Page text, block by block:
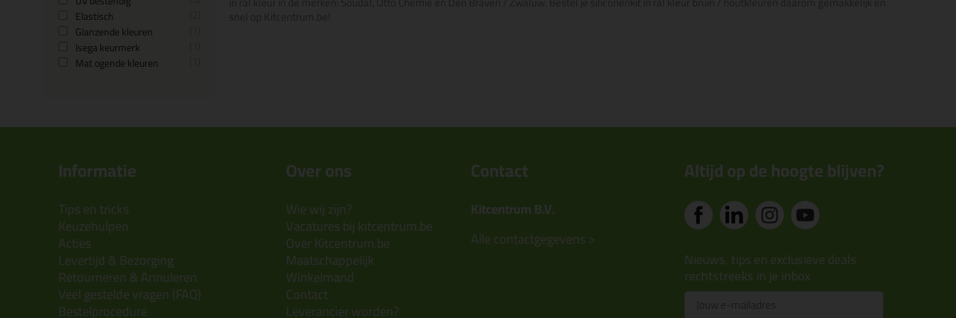
Elastisch
Glanzende kleuren
Isega keurmerk
Mat ogende kleuren
Informatie
Tips en tricks
Keuzehulpen
Acties
Levertijd & Bezorging
Retourneren & Annuleren
Veel gestelde vragen (FAQ)
Bestelprocedure
Over ons
Wie wij zijn?
Vacatures bij kitcentrum.be
Over Kitcentrum.be
Maatschappelijk
Winkelmand
Contact
Leverancier worden?
Contact
Kitcentrum B.V.
Alle contactgegevens >
Altijd op de hoogte blijven?
Nieuws, tips en exclusieve deals
rechtstreeks in je inbox